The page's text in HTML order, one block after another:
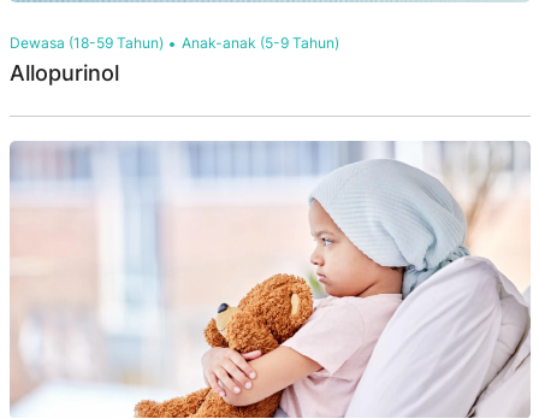
Dewasa (18-59 Tahun) Anak-anak (5-9 Tahun)
Allopurinol